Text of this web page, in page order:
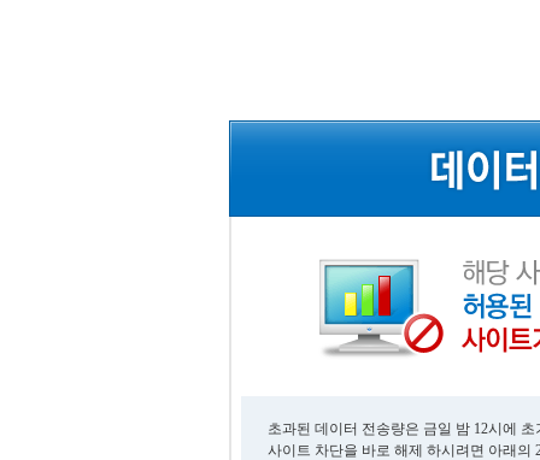
초과된 데이터 전송량은 금일 밤 12시에
사이트 차단을 바로 해제 하시려면 아래의